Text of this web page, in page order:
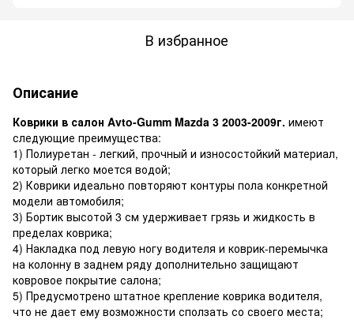
В избранное
Описание
Коврики в салон Avto-Gumm Mazda 3 2003-2009г. имеют
следующие преимущества:
1) Полиуретан - легкий, прочный и износостойкий материал,
который легко моется водой;
2) Коврики идеально повторяют контуры пола конкретной
модели автомобиля;
3) Бортик высотой 3 см удерживает грязь и жидкость в
пределах коврика;
4) Накладка под левую ногу водителя и коврик-перемычка
на колонну в заднем ряду дополнительно защищают
ковровое покрытие салона;
5) Предусмотрено штатное крепление коврика водителя,
что не дает ему возможности сползать со своего места;